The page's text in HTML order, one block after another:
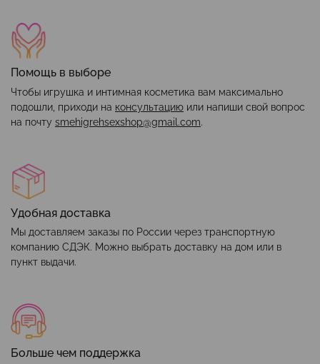
Помощь в выборе
Чтобы игрушка и интимная косметика вам максимально
подошли, приходи на консультацию или напиши свой вопрос
на почту smehigrehsexshop@gmail.com.
Удобная доставка
Мы доставляем заказы по России через транспортную
компанию СДЭК. Можно выбрать доставку на дом или в
пункт выдачи.
Больше чем поддержка